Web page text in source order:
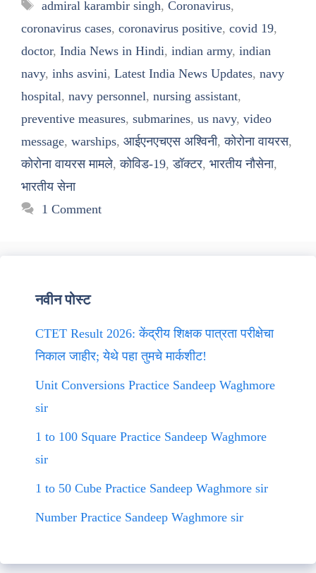
Tags
admiral karambir singh, Coronavirus,
coronavirus cases, coronavirus positive, covid 19,
doctor, India News in Hindi, indian army, indian
navy, inhs asvini, Latest India News Updates, navy
hospital, navy personnel, nursing assistant,
preventive measures, submarines, us navy, video
message, warships, आईएनएचएस अश्विनी,कोरोना वायरस,
कोरोना वायरस मामले,कोविड-19,डॉक्टर, भारतीय नौसेना,
भारतीय सेना
1 Comment
नवीन पोस्ट
CTET Result 2026: केंद्रीय शिक्षक पात्रता परीक्षेचा
निकाल जाहीर; येथे पहा तुमचे मार्कशीट!
Unit Conversions Practice Sandeep Waghmore
sir
1 to 100 Square Practice Sandeep Waghmore
sir
1 to 50 Cube Practice Sandeep Waghmore sir
Number Practice Sandeep Waghmore sir